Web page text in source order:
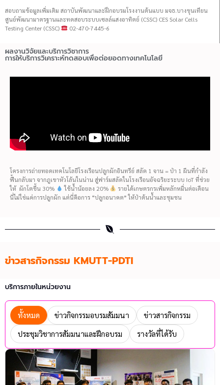
สอบถามข้อมูลเพิ่มเติม สถาบันพัฒนาและฝึกอบรมโรงงานต้นแบบ มจธ.บางขุนเทียน
ศูนย์พัฒนามาตรฐานและทดสอบระบบเซลล์แสงอาทิตย์ (CSSC) CES Solar Cells
Testing Center (CSSC)
02-470-7445-6
ผลงานวิจัยและบริการวิชาการ
การให้บริการวิเคราะห์ทดสอบเพื่อต่อยอดทางเทคโนโลยี
โครงการถ่ายทอดเทคโนโลยีโรงเรือนปลูกผักอินทรีย์ สลัด 1 จาน = ป่า 1 ผืนที่กำลัง
ฟื้นกลับมา จากภูเขาหัวโล้นในน่าน สู่ฟาร์มสลัดในโรงเรือนอัจฉริยะระบบ IoT ที่ช่วย
ให้ ผักโตขึ้น 30%
ใช้น้ำน้อยลง 20%
รายได้เกษตรกรเพิ่มหลักหมื่นต่อเดือน
นี่ไม่ใช่แค่การปลูกผัก แต่นี่คือการ “ปลูกอนาคต” ให้ป่าต้นน้ำและชุมชน
ข่าวสารกิจกรรม KMUTT-PDTI
บริการภายในหน่วยงาน
ทั้งหมด ข่าวกิจกรรมอบรมสัมมนา
ข่าวสารกิจกรรม
ประชุมวิชาการสัมมนาและฝึกอบรม
รางวัลที่ได้รับ